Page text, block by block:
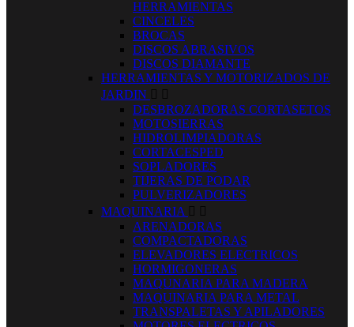
HERRAMIENTAS
CINCELES
BROCAS
DISCOS ABRASIVOS
DISCOS DIAMANTE
HERRAMIENTAS Y MOTORIZADOS DE
JARDIN  
DESBROZADORAS CORTASETOS
MOTOSIERRAS
HIDROLIMPIADORAS
CORTACESPED
SOPLADORES
TIJERAS DE PODAR
PULVERIZADORES
MAQUINARIA  
ARENADORAS
COMPACTADORAS
ELEVADORES ELECTRICOS
HORMIGONERAS
MAQUNARIA PARA MADERA
MAQUINARIA PARA METAL
TRANSPALETAS Y APILADORES